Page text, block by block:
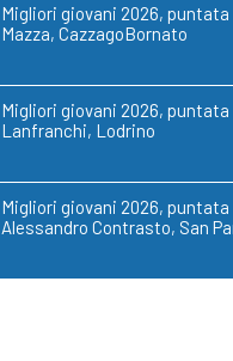
Migliori giovani 2026, puntata
Mazza, CazzagoBornato
Migliori giovani 2026, puntata
Lanfranchi, Lodrino
Migliori giovani 2026, puntata
Alessandro Contrasto, San